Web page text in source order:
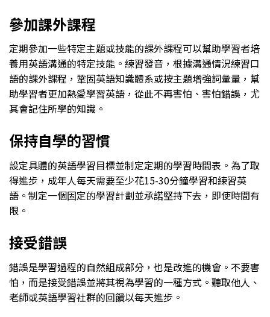
參加課外課程
定期參加一些特定主題或技能的課外課程可以幫助學習者培
養用英語溝通的特定技能。練習發音，根據溝通情況練習口
語的課外課程，鞏固英語知識體系或按主題增強詞彙量，幫
助學習者更加熱愛學習英語，從此不再害怕、害怕錯誤，尤
其會記住所學的知識。
保持自學的習慣
設定具體的英語學習目標並制定定期的學習時間表。為了取
得進步，成年人每天需要至少花15-30分鐘學習和練習英
語。制定一個固定的學習計劃並承諾堅持下去，即使時間有
限。
接受錯誤
錯誤是學習過程的自然組成部分，也是改進的機會。不要害
怕，而是接受錯誤並將其視為學習的一種方式。聽取他人、
老師或英語學習社群的回饋以每天進步。